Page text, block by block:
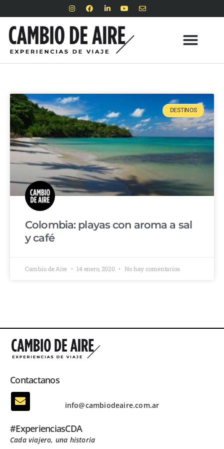
DESTINOS
Colombia: playas con aroma a sal
y café
Cambio de Aire 14 enero, 2020 No hay comentarios
Contactanos
info@cambiodeaire.com.ar
#ExperienciasCDA
Cada viajero, una historia